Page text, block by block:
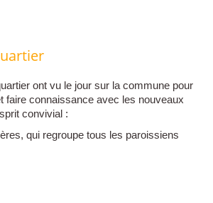
ont vu le jour sur la commune pour
faire connaissance avec les nouveaux
convivial :
qui regroupe tous les paroissiens